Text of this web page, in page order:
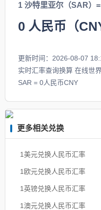
1 沙特里亚尔（SAR）=
0 人民币（
更新时间：2026-08-07
实时汇率查询换算 在线世
SAR = 0人民币CNY
更多相关兑换
1美元兑换人民币汇率
1欧元兑换人民币汇率
1英镑兑换人民币汇率
1澳元兑换人民币汇率